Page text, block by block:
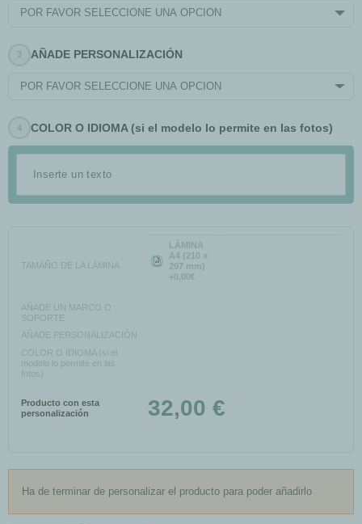
POR FAVOR SELECCIONE UNA OPCIÓN
AÑADE PERSONALIZACIÓN
POR FAVOR SELECCIONE UNA OPCIÓN
COLOR O IDIOMA (si el modelo lo permite en las fotos)
TAMAÑO DE LA LÁMINA
LÁMINA
A4 (210 x
297 mm)
+0,00€
AÑADE UN MARCO O
SOPORTE
AÑADE PERSONALIZACIÓN
COLOR O IDIOMA (si el
modelo lo permite en las
fotos)
Producto con esta
personalización
32,00 €
Ha de terminar de personalizar el producto para poder añadirlo